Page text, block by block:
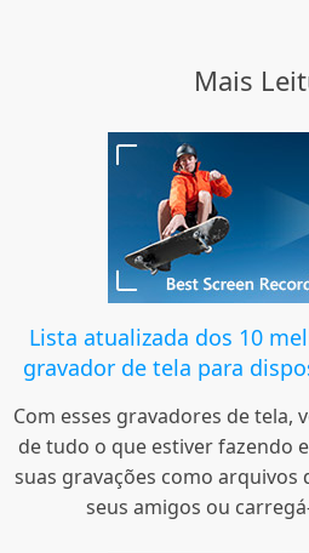
Mais
Lista atualizada dos 10
gravador de tela para
Com esses gravadores de tela,
de tudo o que estiver fazendo
suas gravações como arquivos
seus amigos ou